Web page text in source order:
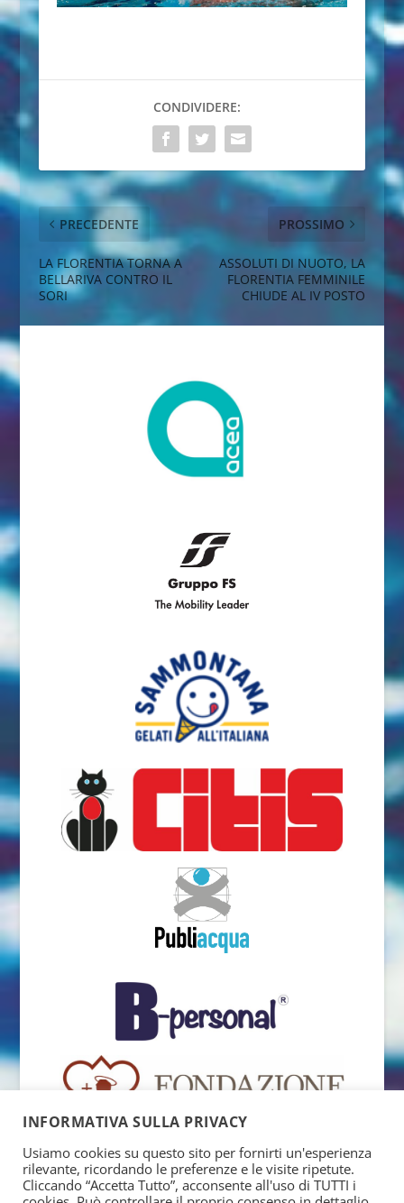
CONDIVIDERE:
PRECEDENTE
LA FLORENTIA TORNA A
BELLARIVA CONTRO IL
SORI
PROSSIMO
ASSOLUTI DI NUOTO, LA
FLORENTIA FEMMINILE
CHIUDE AL IV POSTO
INFORMATIVA SULLA PRIVACY
Usiamo cookies su questo sito per fornirti un'esperienza
rilevante, ricordando le preferenze e le visite ripetute.
Cliccando “Accetta Tutto”, acconsente all'uso di TUTTI i